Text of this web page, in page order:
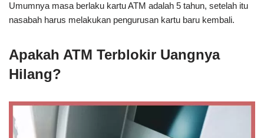
Umumnya masa berlaku kartu ATM adalah 5 tahun, setelah itu
nasabah harus melakukan pengurusan kartu baru kembali.
Apakah ATM Terblokir Uangnya
Hilang?